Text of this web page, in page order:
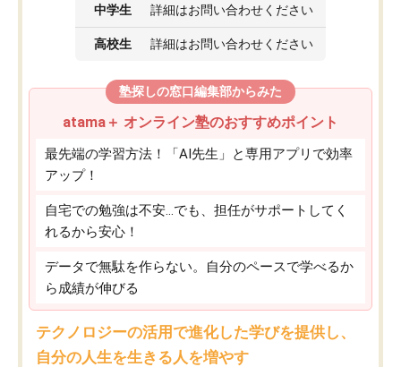
中学生 詳細はお問い合わせください
高校生 詳細はお問い合わせください
塾探しの窓口編集部からみた
atama＋ オンライン塾のおすすめポイント
最先端の学習方法！「AI先生」と専用アプリで効率
アップ！
自宅での勉強は不安…でも、担任がサポートしてく
れるから安心！
データで無駄を作らない。自分のペースで学べるか
ら成績が伸びる
テクノロジーの活用で進化した学びを提供し、
自分の人生を生きる人を増やす